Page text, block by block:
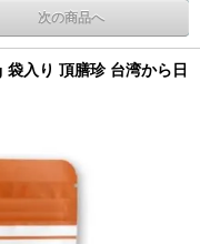
次の商品へ
入り 頂膳珍 台湾から日